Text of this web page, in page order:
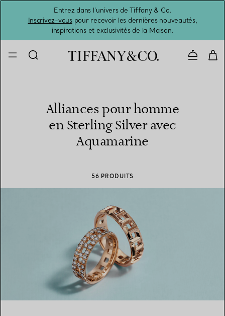
Entrez dans l’univers de Tiffany & Co.
Inscrivez-vouspour recevoir les dernières nouveautés,
inspirations et exclusivités de la Maison.
Alliances pour homme
en Sterling Silver avec
Aquamarine
56 PRODUITS